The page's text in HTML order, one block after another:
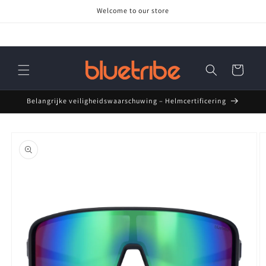
Welcome to our store
Winkelwagen
Belangrijke veiligheidswaarschuwing – Helmcertificering